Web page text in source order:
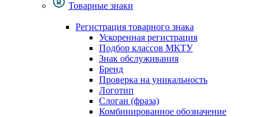
Товарные знаки
Регистрация товарного знака
Ускоренная регистрация
Подбор классов МКТУ
Знак обслуживания
Бренд
Проверка на уникальность
Логотип
Слоган (фраза)
Комбинированное обозначение